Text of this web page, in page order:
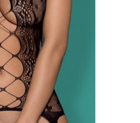
page
du
produit